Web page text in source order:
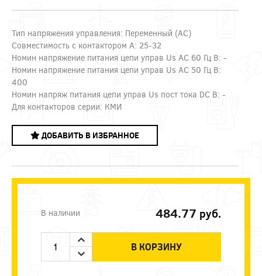
Тип напряжения управления: Переменный (AC)
Совместимость с контактором А: 25-32
Номин напряжение питания цепи управ Us AC 60 Гц В: -
Номин напряжение питания цепи управ Us AC 50 Гц В:
400
Номин напряж питания цепи управ Us пост тока DC В: -
Для контакторов серии: КМИ
ДОБАВИТЬ В ИЗБРАННОЕ
В наличии 484.77 руб.
В КОРЗИНУ